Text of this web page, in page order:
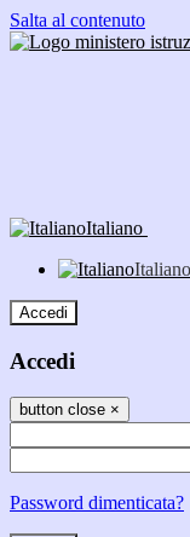
Salta al contenuto
Italiano
Italiano
Accedi
Accedi
button close ×
Password dimenticata?